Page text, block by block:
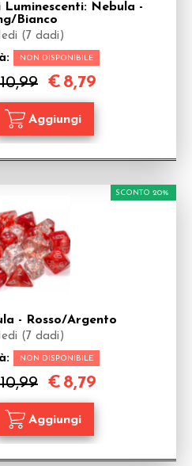
Nebula -
Bianco
(7 dadi)
NON DISPONIBILE
€ 8,79
- Rosso/Argento
(7 dadi)
NON DISPONIBILE
SCONTO 20%
€ 8,79